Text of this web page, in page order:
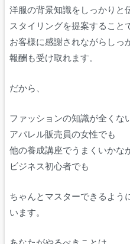
洋服の背景知識をしっかりと
スタイリングを提案すること
お客様に感謝されながらしっ
報酬も受け取れます。
だから、
ファッションの知識が全くな
アパレル販売員の女性でも
他の養成講座でうまくいかな
ビジネス初心者でも
ちゃんとマスターできるよう
います。